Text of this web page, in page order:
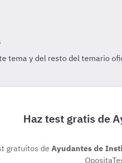
Haz test gratis de
gratuitos de Ayudantes de